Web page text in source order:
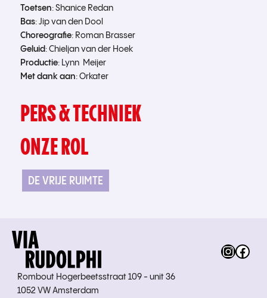
Toetsen: Shanice Redan
Bas: Jip van den Dool
Choreografie: Roman Brasser
Geluid : Chieljan van der Hoek
Productie: Lynn Meijer
Met dank aan: Orkater
PERS & TECHNIEK
ONZE ROL
DE VRIJE RUIMTE
Rombout Hogerbeetsstraat 109 - unit 36
1052 VW Amsterdam